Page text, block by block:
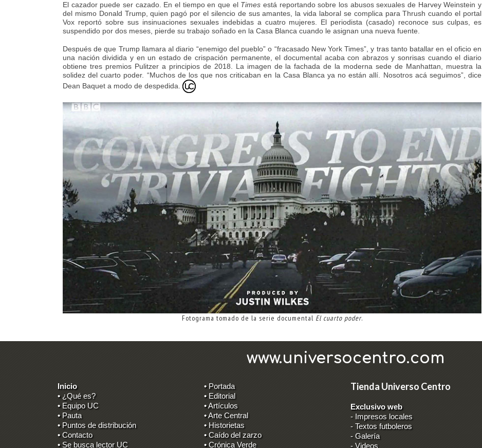
El cazador puede ser cazado. En el tiempo en que el Times está reportando sobre los abusos sexuales de Harvey Weinstein y
del mismo Donald Trump, quien pagó por el silencio de sus amantes, la vida laboral se complica para Thrush cuando el portal
Vox reportó sobre sus insinuaciones sexuales indebidas a cuatro mujeres. El periodista (casado) reconoce sus culpas, es
suspendido por dos meses, pierde su trabajo soñado en la Casa Blanca cuando le asignan una nueva fuente.
Después de que Trump llamara al diario “enemigo del pueblo” o “fracasado New York Times”, y tras tanto batallar en el oficio en
una nación dividida y en un estado de crispación permanente, el documental acaba con abrazos y sonrisas cuando el diario
obtiene tres premios Pulitzer a principios de 2018. La imagen de la fachada de la moderna sede de Manhattan, muestra la
solidez del cuarto poder. “Muchos de los que nos criticaban en la Casa Blanca ya no están allí. Nosotros acá seguimos”, dice
Dean Baquet a modo de despedida.
Fotograma tomado de la serie documental El cuarto poder.
www.universocentro.com
Inicio
• ¿Qué es?
• Equipo UC
• Pauta
• Puntos de distribución
• Contacto
• Se busca lector UC
• Portada
• Editorial
• Artículos
• Arte Central
• Historietas
• Caído del zarzo
• Crónica Verde
Tienda Universo Centro
Exclusivo web
- Impresos locales
-Textos futboleros
-Galería
-Videos